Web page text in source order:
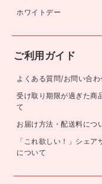
ホワイトデー
ご利用ガイド
よくある質問/お問い合わ
受け取り期限が過ぎた商
て
お届け方法・配送料につ
「これ欲しい！」シェア
について